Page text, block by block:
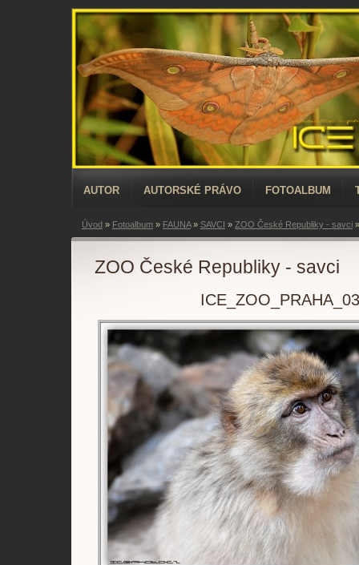
AUTOR AUTORSKÉ PRÁVO FOTOALBUM
Úvod » Fotoalbum » FAUNA» SAVCI » ZOO České Republiky - savci
ZOO České Republiky - savci